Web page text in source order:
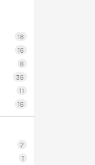
18
16
6
36
11
16
2
1